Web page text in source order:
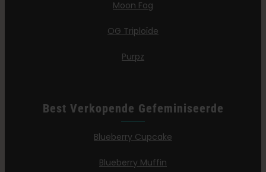
Moon Fog
OG Triploïde
Purpz
Best Verkopende Gefeminiseerde
Blueberry Cupcake
Blueberry Muffin